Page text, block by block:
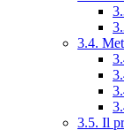
3.4.
3.5. Il